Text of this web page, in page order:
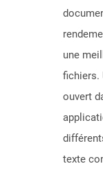
une
fichiers.
ouvert
texte